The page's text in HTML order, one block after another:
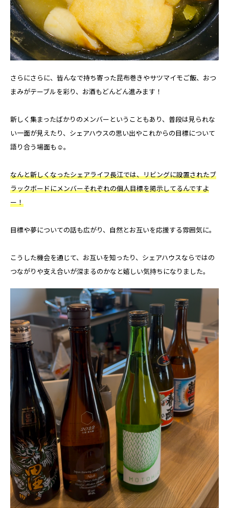
さらにさらに、皆んなで持ち寄った昆布巻きやサツマイモご飯、おつ
まみがテーブルを彩り、お酒もどんどん進みます！
新しく集まったばかりのメンバーということもあり、普段は見られな
い一面が見えたり、シェアハウスの思い出やこれからの目標について
語り合う場面も☺。
なんと新しくなったシェアライフ長江では、リビングに設置されたブ
ラックボードにメンバーそれぞれの個人目標を掲示してるんですよ
ー！
目標や夢についての話も広がり、自然とお互いを応援する雰囲気に。
こうした機会を通じて、お互いを知ったり、シェアハウスならではの
つながりや支え合いが深まるのかなと嬉しい気持ちになりました。